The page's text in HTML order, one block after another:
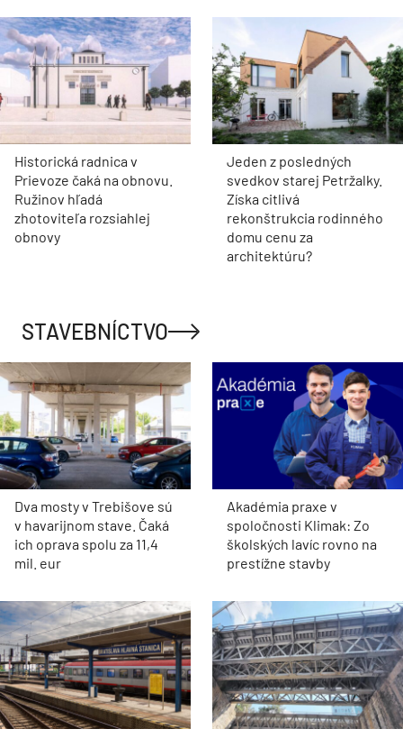
Historická radnica v
Prievoze čaká na obnovu.
Ružinov hľadá
zhotoviteľa rozsiahlej
obnovy
Jeden z posledných
svedkov starej Petržalky.
Získa citlivá
rekonštrukcia rodinného
domu cenu za
architektúru?
STAVEBNÍCTVO
Dva mosty v Trebišove sú
v havarijnom stave. Čaká
ich oprava spolu za 11,4
mil. eur
Akadémia praxe v
spoločnosti Klimak: Zo
školských lavíc rovno na
prestížne stavby